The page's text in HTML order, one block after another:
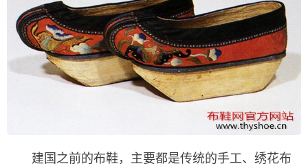
建国之前的布鞋，主要都是传统的手工、绣花布